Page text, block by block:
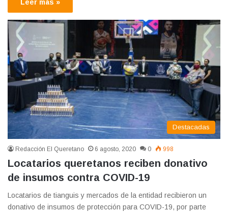
Leer más »
Destacadas
Redacción El Queretano 6 agosto, 2020 0 998
Locatarios queretanos reciben donativo
de insumos contra COVID-19
Locatarios de tianguis y mercados de la entidad recibieron un
donativo de insumos de protección para COVID-19, por parte